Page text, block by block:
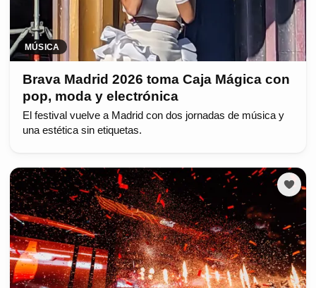
MÚSICA
Brava Madrid 2026 toma Caja Mágica con
pop, moda y electrónica
El festival vuelve a Madrid con dos jornadas de música y
una estética sin etiquetas.